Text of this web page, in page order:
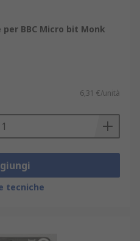
BBC Micro bit Monk
6,31 €/unità
tecniche